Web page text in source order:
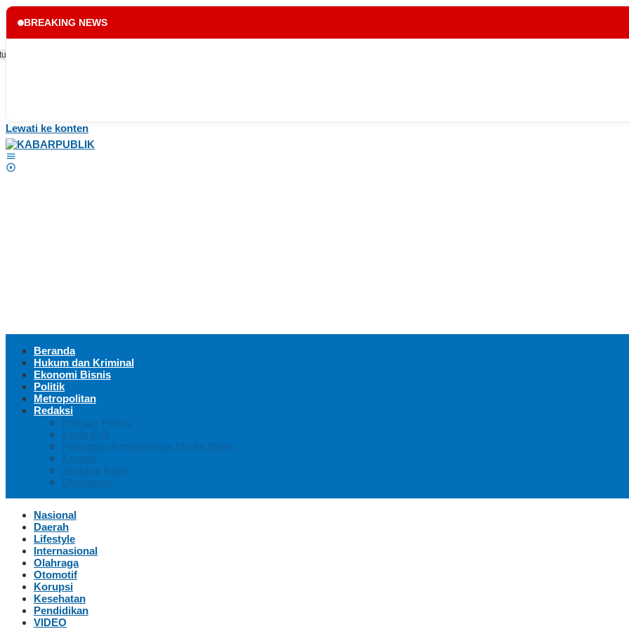
BREAKING NEWS
Lewati ke konten
Beranda
Hukum dan Kriminal
Ekonomi Bisnis
Politik
Metropolitan
Redaksi
Privacy Policy
Kode Etik
Pedoman Pemberitaan Media Siber
Kontak
Tentang Kami
Disclaimer
Nasional
Daerah
Lifestyle
Internasional
Olahraga
Otomotif
Korupsi
Kesehatan
Pendidikan
VIDEO